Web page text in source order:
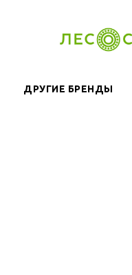
ДРУГИЕ БРЕНДЫ